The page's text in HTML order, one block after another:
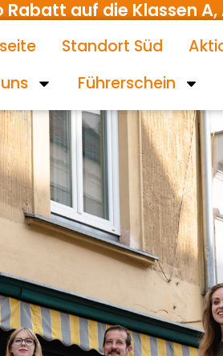
Rabatt auf die Klassen A,
Standort Süd
Führerschein